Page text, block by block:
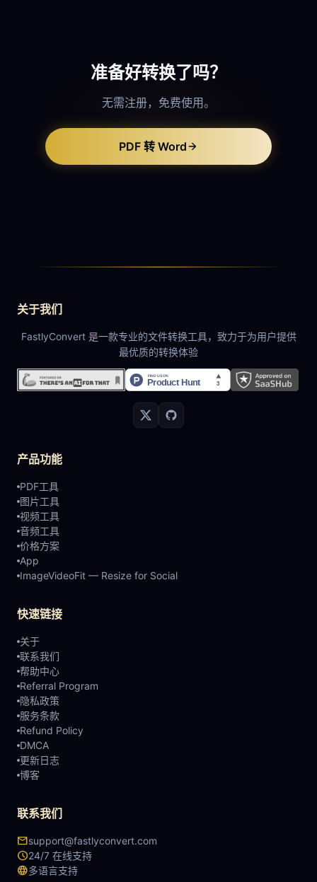
准备好转换了吗？
无需注册，免费使用。
PDF 转 Word
关于我们
FastlyConvert 是一款专业的文件转换工具，致力于为用户提供
最优质的转换体验
产品功能
PDF工具
图片工具
视频工具
音频工具
价格方案
App
ImageVideoFit — Resize for Social
快速链接
关于
联系我们
帮助中心
Referral Program
隐私政策
服务条款
Refund Policy
DMCA
更新日志
博客
联系我们
emailsupport@fastlyconvert.com
schedule24/7 在线支持
language多语言支持